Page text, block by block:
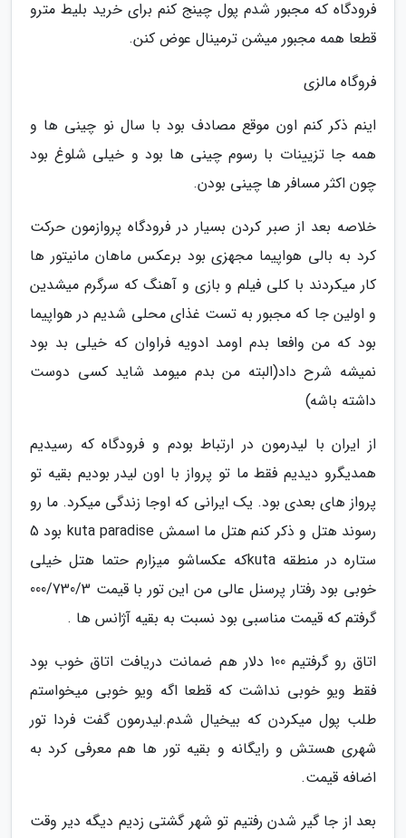
فرودگاه که مجبور شدم پول چینج کنم برای خرید بلیط مترو
قطعا همه مجبور میشن ترمینال عوض کنن.
فروگاه مالزی
اینم ذکر کنم اون موقع مصادف بود با سال نو چینی ها و
همه جا تزیینات با رسوم چینی ها بود و خیلی شلوغ بود
چون اکثر مسافر ها چینی بودن.
خلاصه بعد از صبر کردن بسیار در فرودگاه پروازمون حرکت
کرد به بالی هواپیما مجهزی بود برعکس ماهان مانیتور ها
کار میکردند با کلی فیلم و بازی و آهنگ که سرگرم میشدین
و اولین جا که مجبور به تست غذای محلی شدیم در هواپیما
بود که من وافعا بدم اومد ادویه فراوان که خیلی بد بود
نمیشه شرح داد(البته من بدم میومد شاید کسی دوست
داشته باشه)
از ایران با لیدرمون در ارتباط بودم و فرودگاه که رسیدیم
همدیگرو دیدیم فقط ما تو پرواز با اون لیدر بودیم بقیه تو
پرواز های بعدی بود. یک ایرانی که اوجا زندگی میکرد. ما رو
رسوند هتل و ذکر کنم هتل ما اسمش kuta paradise بود 5
ستاره در منطقه kutaکه عکساشو میزارم حتما هتل خیلی
خوبی بود رفتار پرسنل عالی من این تور با قیمت 000/730/3
گرفتم که قیمت مناسبی بود نسبت به بقیه آژانس ها .
اتاق رو گرفتیم 100 دلار هم ضمانت دریافت اتاق خوب بود
فقط ویو خوبی نداشت که قطعا اگه ویو خوبی میخواستم
طلب پول میکردن که بیخیال شدم.لیدرمون گفت فردا تور
شهری هستش و رایگانه و بقیه تور ها هم معرفی کرد به
اضافه قیمت.
بعد از جا گیر شدن رفتیم تو شهر گشتی زدیم دیگه دیر وقت